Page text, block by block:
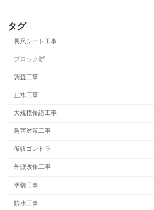
タグ
長尺シート工事
ブロック塀
調査工事
止水工事
大規模修繕工事
鳥害対策工事
仮設ゴンドラ
外壁改修工事
塗装工事
防水工事